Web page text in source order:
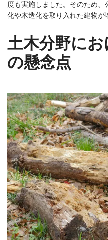
度も実施しました。そのため
化や木造化を取り入れた建物が
土木分野にお
の懸念点